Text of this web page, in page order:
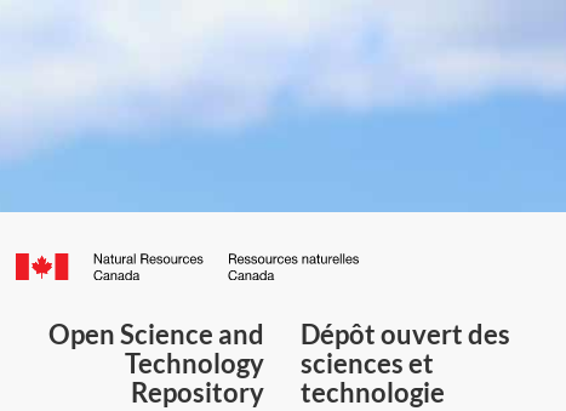
Canada.ca
du
Canada
Open Science and
Technology
Repository
Dépôt ouvert des
sciences et
technologie